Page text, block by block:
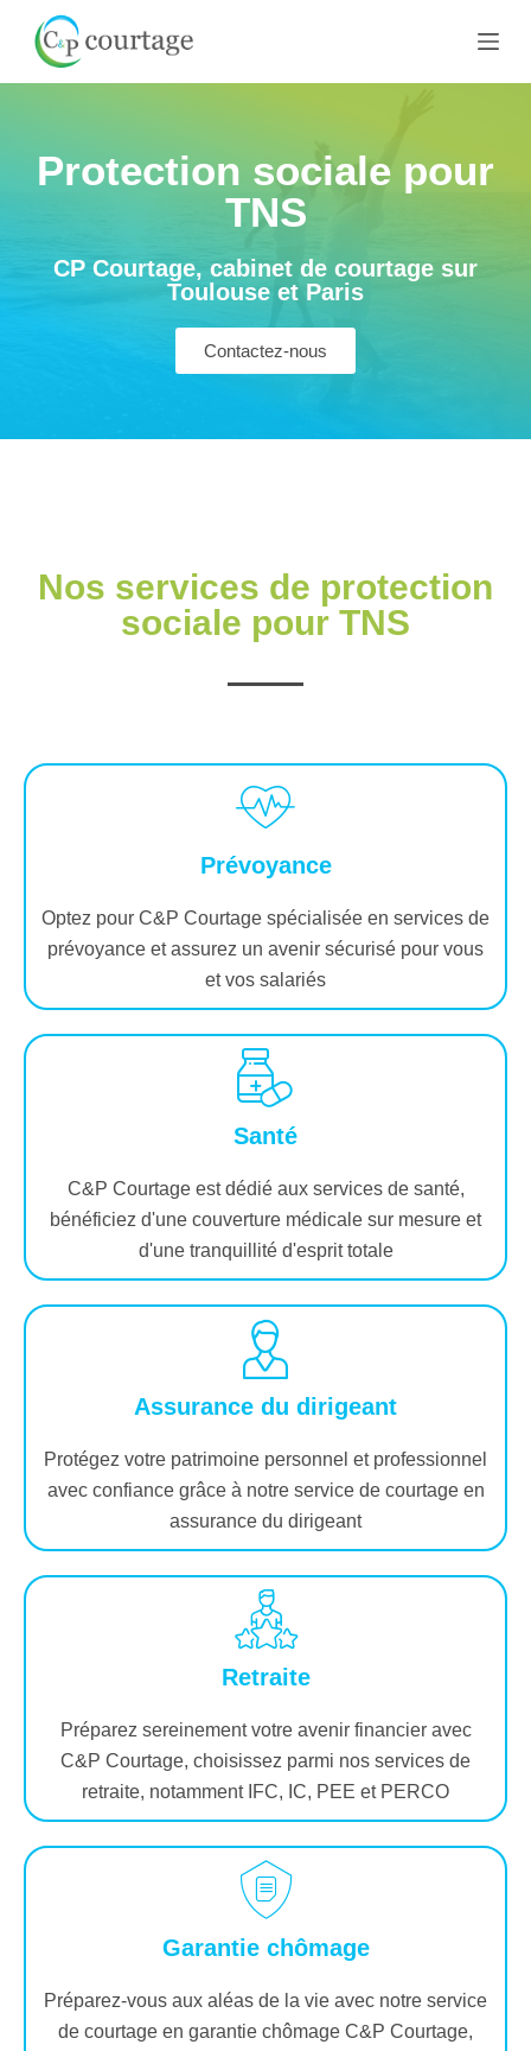
s
Protection sociale pour
TNS
CP Courtage, cabinet de courtage sur
Toulouse et Paris
Contactez-nous
Nos services de protection
sociale pour TNS
Prévoyance
Optez pour C&P Courtage spécialisée en services de
prévoyance et assurez un avenir sécurisé pour vous
et vos salariés
Santé
C&P Courtage est dédié aux services de santé,
bénéficiez d'une couverture médicale sur mesure et
d'une tranquillité d'esprit totale
Assurance du dirigeant
Protégez votre patrimoine personnel et professionnel
avec confiance grâce à notre service de courtage en
assurance du dirigeant
Retraite
Préparez sereinement votre avenir financier avec
C&P Courtage, choisissez parmi nos services de
retraite, notamment IFC, IC, PEE et PERCO
Garantie chômage
Préparez-vous aux aléas de la vie avec notre service
de courtage en garantie chômage C&P Courtage,